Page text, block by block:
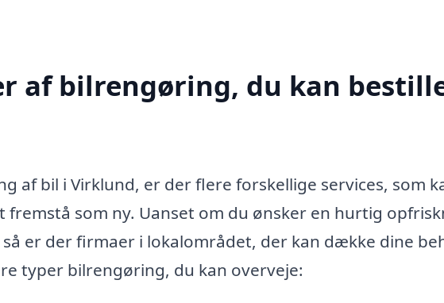
af bilrengøring, du kan
af bil i Virklund, er der flere forskellige services, som
som ny. Uanset om du ønsker en hurtig
er der firmaer i lokalområdet, der kan dække dine
typer bilrengøring, du kan overveje: